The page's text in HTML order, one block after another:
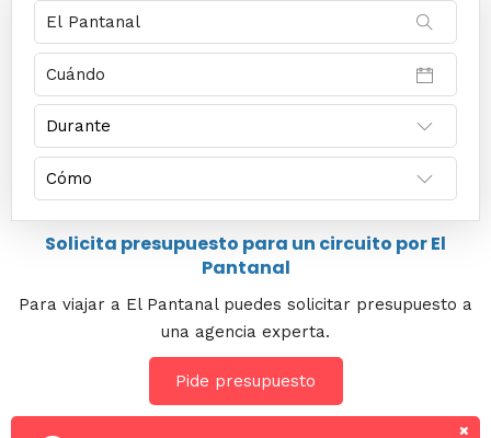
Solicita presupuesto para un circuito por El
Pantanal
Para viajar a El Pantanal puedes solicitar presupuesto a
una agencia experta.
Pide presupuesto